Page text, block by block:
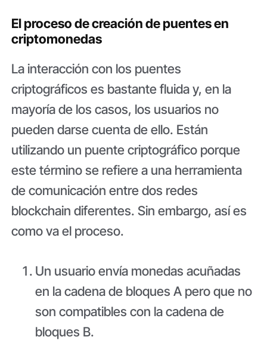
El proceso de creación de puentes en
criptomonedas
La interacción con los puentes
criptográficos es bastante fluida y, en la
mayoría de los casos, los usuarios no
pueden darse cuenta de ello. Están
utilizando un puente criptográfico porque
este término se refiere a una herramienta
de comunicación entre dos redes
blockchain diferentes. Sin embargo, así es
como va el proceso.
Un usuario envía monedas acuñadas
en la cadena de bloques A pero que no
son compatibles con la cadena de
bloques B.